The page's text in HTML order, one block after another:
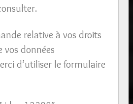
relative à vos droits
vos données
d’utiliser le formulaire